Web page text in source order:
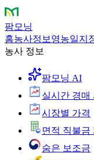
팜모닝
홈농사정보 영농일지
농사 정보
팜모닝 AI
실시간 경매
시장별 가격
면적 직불금
숨은 보조금